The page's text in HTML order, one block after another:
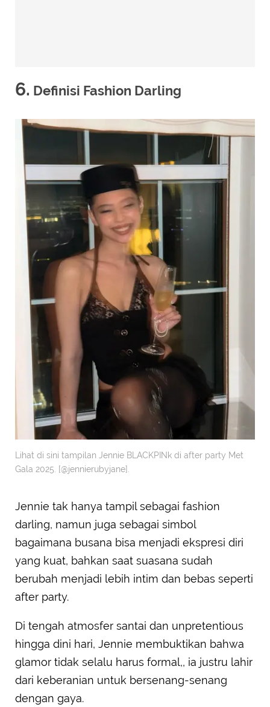
6. Definisi Fashion Darling
Lihat di sini tampilan Jennie BLACKPINk di after party Met
Gala 2025. [@jennierubyjane].
Jennie tak hanya tampil sebagai fashion
darling, namun juga sebagai simbol
bagaimana busana bisa menjadi ekspresi diri
yang kuat, bahkan saat suasana sudah
berubah menjadi lebih intim dan bebas seperti
after party.
Di tengah atmosfer santai dan unpretentious
hingga dini hari, Jennie membuktikan bahwa
glamor tidak selalu harus formal,, ia justru lahir
dari keberanian untuk bersenang-senang
dengan gaya.